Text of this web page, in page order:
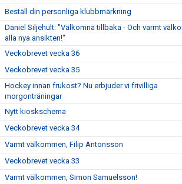
Beställ din personliga klubbmärkning
Daniel Siljehult: "Välkomna tillbaka - Och varmt
alla nya ansikten!"
Veckobrevet vecka 36
Veckobrevet vecka 35
Hockey innan frukost? Nu erbjuder vi frivilliga
morgonträningar
Nytt kioskschema
Veckobrevet vecka 34
Varmt välkommen, Filip Antonsson
Veckobrevet vecka 33
Varmt välkommen, Simon Samuelsson!